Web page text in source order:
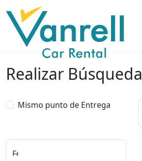
Realizar Búsqueda
Mismo punto de Entrega
Fecha y Hora de Entrega